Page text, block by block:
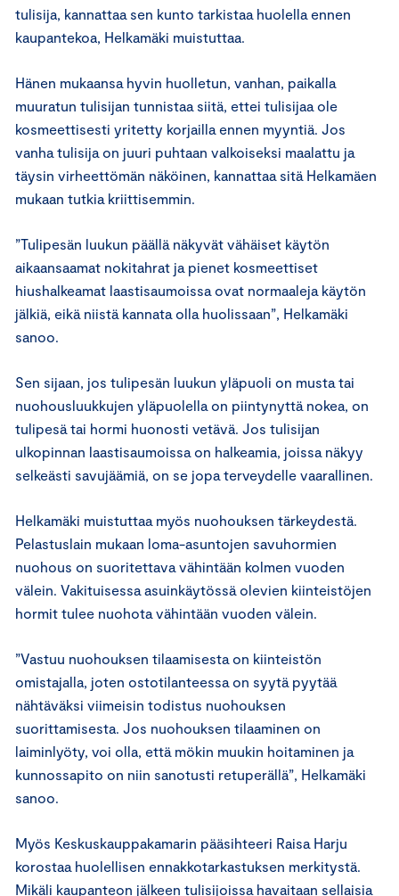
tulisija, kannattaa sen kunto tarkistaa huolella ennen
kaupantekoa, Helkamäki muistuttaa.
Hänen mukaansa hyvin huolletun, vanhan, paikalla
muuratun tulisijan tunnistaa siitä, ettei tulisijaa ole
kosmeettisesti yritetty korjailla ennen myyntiä. Jos
vanha tulisija on juuri puhtaan valkoiseksi maalattu ja
täysin virheettömän näköinen, kannattaa sitä Helkamäen
mukaan tutkia kriittisemmin.
”Tulipesän luukun päällä näkyvät vähäiset käytön
aikaansaamat nokitahrat ja pienet kosmeettiset
hiushalkeamat laastisaumoissa ovat normaaleja käytön
jälkiä, eikä niistä kannata olla huolissaan”, Helkamäki
sanoo.
Sen sijaan, jos tulipesän luukun yläpuoli on musta tai
nuohousluukkujen yläpuolella on piintynyttä nokea, on
tulipesä tai hormi huonosti vetävä. Jos tulisijan
ulkopinnan laastisaumoissa on halkeamia, joissa näkyy
selkeästi savujäämiä, on se jopa terveydelle vaarallinen.
Helkamäki muistuttaa myös nuohouksen tärkeydestä.
Pelastuslain mukaan loma-asuntojen savuhormien
nuohous on suoritettava vähintään kolmen vuoden
välein. Vakituisessa asuinkäytössä olevien kiinteistöjen
hormit tulee nuohota vähintään vuoden välein.
”Vastuu nuohouksen tilaamisesta on kiinteistön
omistajalla, joten ostotilanteessa on syytä pyytää
nähtäväksi viimeisin todistus nuohouksen
suorittamisesta. Jos nuohouksen tilaaminen on
laiminlyöty, voi olla, että mökin muukin hoitaminen ja
kunnossapito on niin sanotusti retuperällä”, Helkamäki
sanoo.
Myös Keskuskauppakamarin pääsihteeri Raisa Harju
korostaa huolellisen ennakkotarkastuksen merkitystä.
Mikäli kaupanteon jälkeen tulisijoissa havaitaan sellaisia